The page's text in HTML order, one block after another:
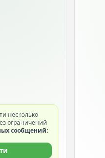
несколько
ограничений
сообщений: